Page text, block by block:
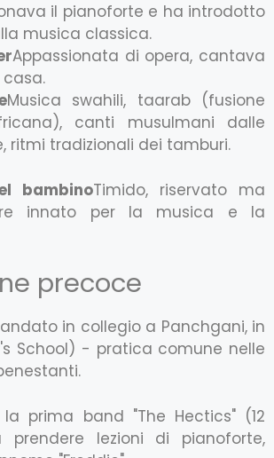
il pianoforte e ha introdotto
musica classica.
Appassionata di opera, cantava
casa.
Musica swahili, taarab (fusione
canti musulmani dalle
ritmi tradizionali dei tamburi.
bambinoTimido, riservato ma
innato per la musica e la
precoce
in collegio a Panchgani, in
School) - pratica comune nelle
la prima band "The Hectics" (12
prendere lezioni di pianoforte,